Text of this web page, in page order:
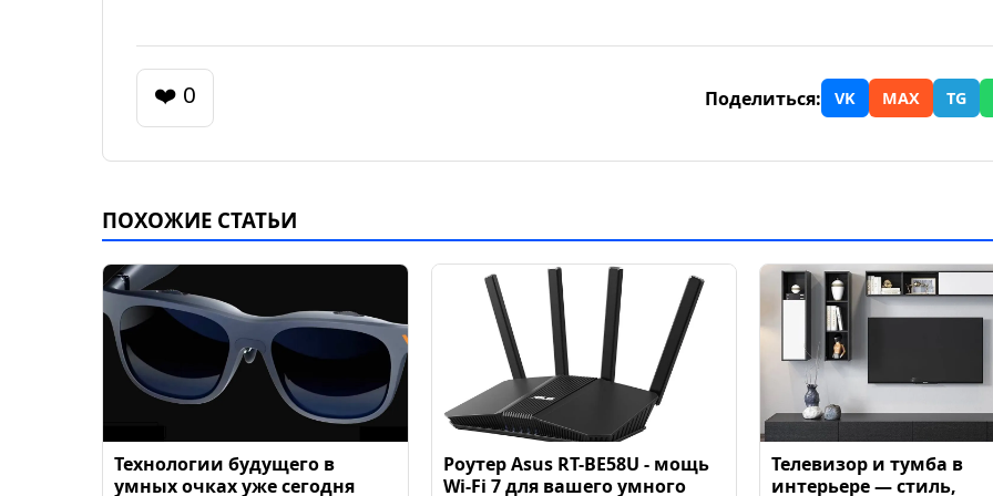
❤️ 0 Поделиться: VK MAX TG
ПОХОЖИЕ СТАТЬИ
Технологии будущего в
умных очках уже сегодня
Роутер Asus RT-BE58U - мощь
Wi-Fi 7 для вашего умного
Телевизор и тумба в
интерьере — стиль,